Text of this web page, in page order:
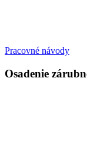
Pracovné návody
Osadenie